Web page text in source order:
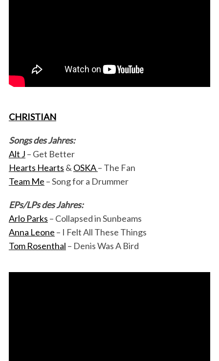
CHRISTIAN
Songs des Jahres:
Alt J – Get Better
Hearts Hearts & OSKA– The Fan
Team Me – Song for a Drummer
EPs/LPs des Jahres:
Arlo Parks – Collapsed in Sunbeams
Anna Leone – I Felt All These Things
Tom Rosenthal – Denis Was A Bird